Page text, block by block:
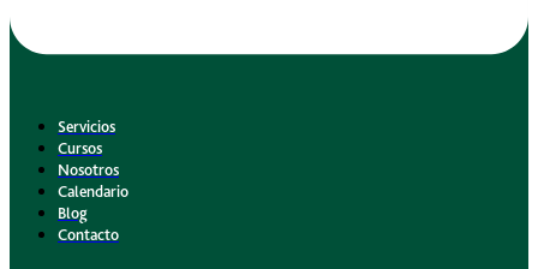
Servicios
Cursos
Nosotros
Calendario
Blog
Contacto